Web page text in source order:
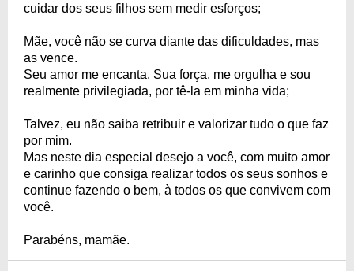
cuidar dos seus filhos sem medir esforços;
Mãe, você não se curva diante das dificuldades, mas
as vence.
Seu amor me encanta. Sua força, me orgulha e sou
realmente privilegiada, por tê-la em minha vida;
Talvez, eu não saiba retribuir e valorizar tudo o que faz
por mim.
Mas neste dia especial desejo a você, com muito amor
e carinho que consiga realizar todos os seus sonhos e
continue fazendo o bem, à todos os que convivem com
você.
Parabéns, mamãe.